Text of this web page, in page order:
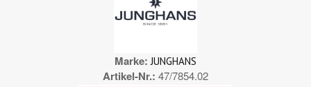
Marke JUNGHANS
Artikel-Nr. 47/7854.02